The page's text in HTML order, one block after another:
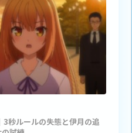
ルールの失態と伊月の追